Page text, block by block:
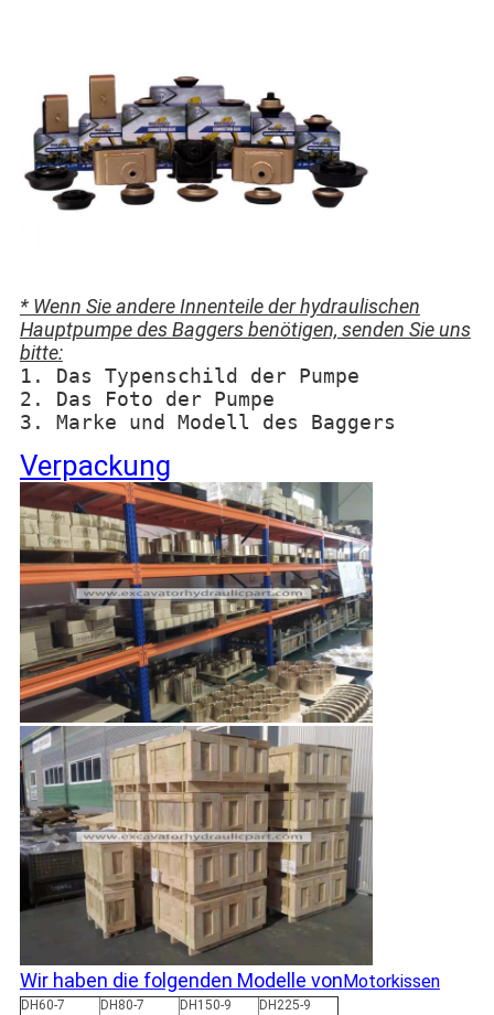
* Wenn Sie andere Innenteile der hydraulischen
Hauptpumpe des Baggers benötigen, senden Sie uns
bitte:
1. Das Typenschild der Pumpe
2. Das Foto der Pumpe
3. Marke und Modell des Baggers
Verpackung
Wir haben die folgenden Modelle von Motorkissen
DH60-7 DH80-7 DH150-9
DH225-9